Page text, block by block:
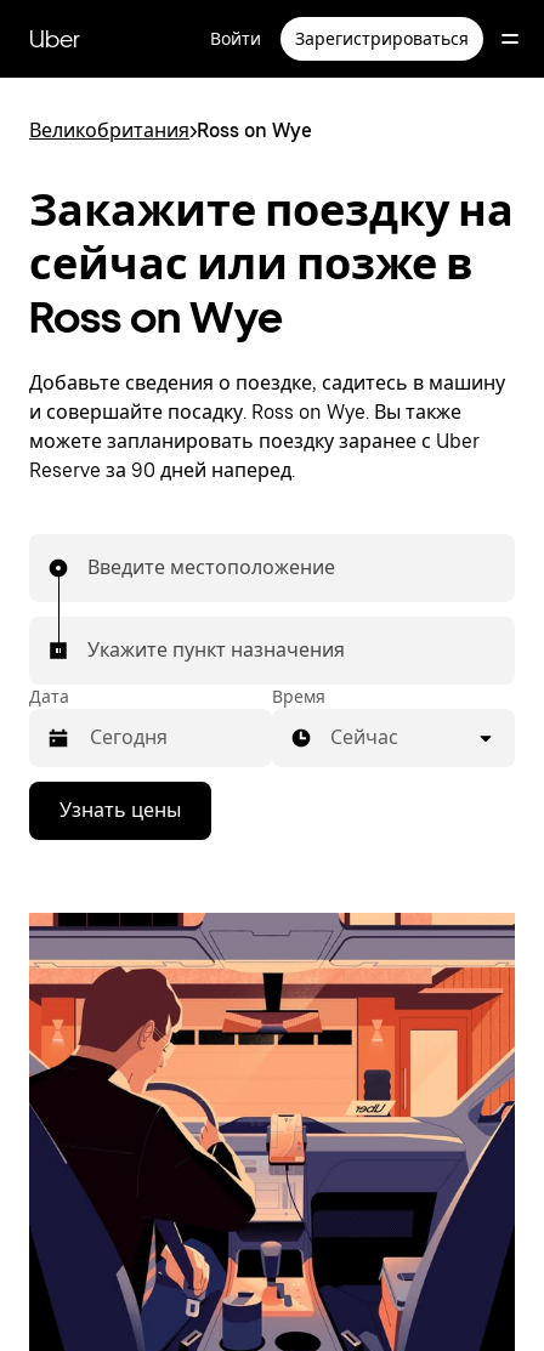
перейти
к
содержимому
Uber Войти Зарегистрироваться
Великобритания>Ross on Wye
Закажите поездку на
сейчас или позже в
Ross on Wye
Добавьте сведения о поездке, садитесь в машину
и совершайте посадку. Ross on Wye. Вы также
можете запланировать поездку заранее с Uber
Reserve за 90 дней наперед.
Введите местоположение
Укажите пункт назначения
Дата
Нажмите
стрелку
вниз,
календарю
выбрать
дату.
Чтобы
закрыть
календарь,
нажмите
Esc.
Время
Сейчас
Узнать цены